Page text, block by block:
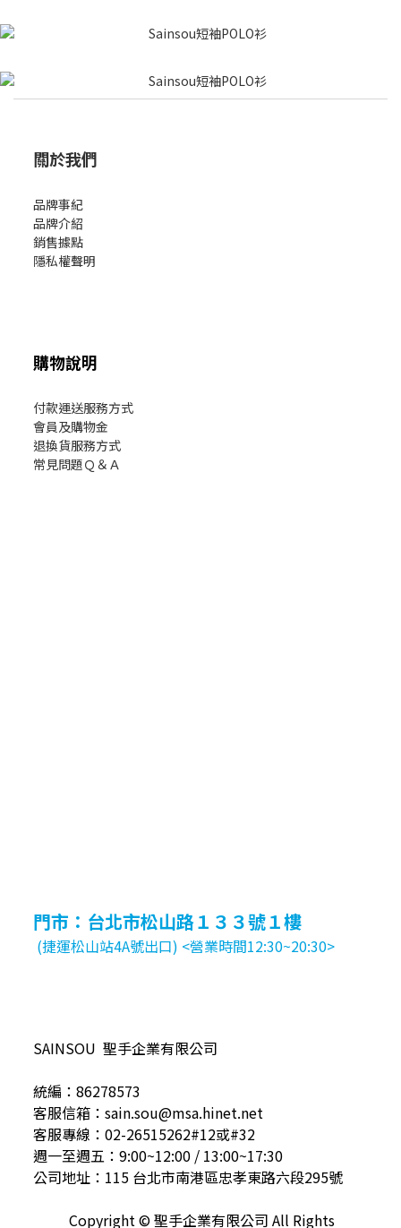
關於我們
品牌事紀
品牌介紹
銷售據點
隱私權聲明
購物說明
付款運送服務方式
會員及購物金
退換貨服務方式
常見問題Ｑ＆Ａ
門市：台北市松山路１３３號１樓
(捷運松山站4A號出口) <營業時間12:30~20:30>
SAINSOU 聖手企業有限公司
統編：86278573
客服信箱：sain.sou@msa.hinet.net
客服專線：02-26515262#12或#32
週一至週五：9:00~12:00 / 13:00~17:30
公司地址：115 台北市南港區忠孝東路六段295號
Copyright © 聖手企業有限公司 All Rights